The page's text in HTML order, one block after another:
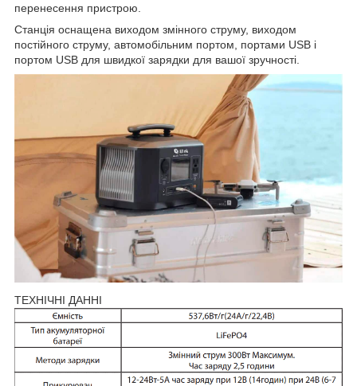
перенесення пристрою.
Станція оснащена виходом змінного струму, виходом
постійного струму, автомобільним портом, портами USB і
портом USB для швидкої зарядки для вашої зручності.
ТЕХНІЧНІ ДАННІ